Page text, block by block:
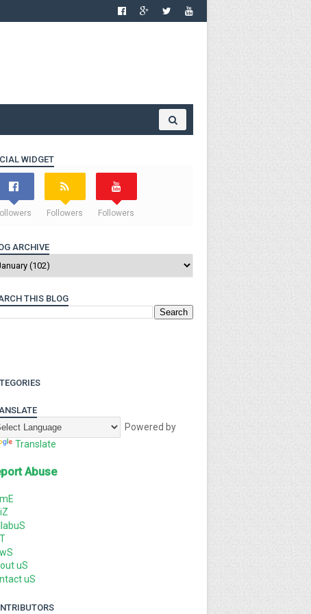
WIDGET
Followers Followers
ARCHIVE
THIS BLOG
Powered by
Translate
Abuse
uS
uS